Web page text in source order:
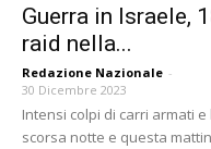
Guerra in Israele,
raid nella...
Redazione Nazionale -
30 Dicembre 2023
Intensi colpi di carri armati
scorsa notte e questa